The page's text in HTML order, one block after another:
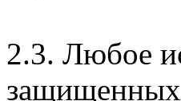
2.3. Любое
защищенных